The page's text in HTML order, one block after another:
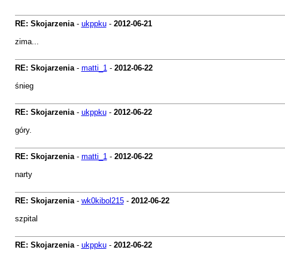
RE: Skojarzenia- ukppku- 2012-06-21
zima...
RE: Skojarzenia- matti_1- 2012-06-22
śnieg
RE: Skojarzenia- ukppku- 2012-06-22
góry.
RE: Skojarzenia- matti_1- 2012-06-22
narty
RE: Skojarzenia- wk0kibol215- 2012-06-22
szpital
RE: Skojarzenia- ukppku- 2012-06-22